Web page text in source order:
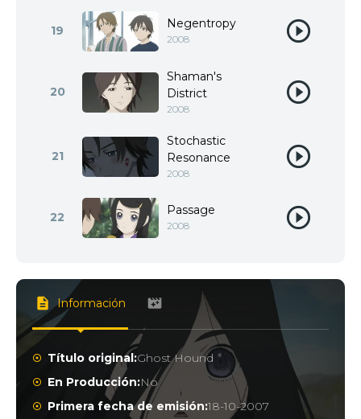
19 Negentropy
2008
20
Shaman's
District
2008
21
Stochastic
Resonance
2008
22 Passage
2008
Información
Título original:Ghost Hound
En Producción:No
Primera fecha de emisión:18-10-2007